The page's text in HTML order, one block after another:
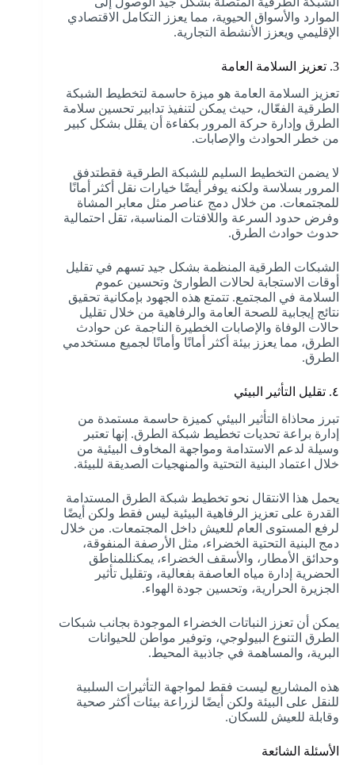
الموارد والأسواق الحيوية، مما يعزز التكامل الاقتصادي
الإقليمي ويعزز الأنشطة التجارية.
3. تعزيز السلامة العامة
تعزيز السلامة العامة هو ميزة حاسمة لتخطيط الشبكة
الطرقية الفعّال، حيث يمكن لتنفيذ تدابير تحسين سلامة
الطرق وإدارة حركة المرور بكفاءة أن يقلل بشكل كبير
من خطر الحوادث والإصابات.
لا يضمن التخطيط السليم للشبكة الطرقية فقطتدفق
المرور بسلاسة ولكنه يوفر أيضًا خيارات نقل أكثر أمانًا
للمجتمعات. من خلال دمج عناصر مثل معابر المشاة
وفرض حدود السرعة واللافتات المناسبة، تقل احتمالية
حدوث حوادث الطرق.
الشبكات الطرقية المنظمة بشكل جيد تسهم في تقليل
أوقات الاستجابة لحالات الطوارئ وتحسين عموم
السلامة في المجتمع. تتمتع هذه الجهود بإمكانية تحقيق
نتائج إيجابية للصحة العامة والرفاهية من خلال تقليل
حالات الوفاة والإصابات الخطيرة الناجمة عن حوادث
الطرق، مما يعزز بيئة أكثر أمانًا وأمانًا لجميع مستخدمي
الطرق.
٤. تقليل التأثير البيئي
تبرز محاذاة التأثير البيئي كميزة حاسمة مستمدة من
إدارة براعة تحديات تخطيط شبكة الطرق. إنها تعتبر
وسيلة لدعم الاستدامة ومواجهة المخاوف البيئية من
خلال اعتماد البنية التحتية والمنهجيات الصديقة للبيئة.
يحمل هذا الانتقال نحو تخطيط شبكة الطرق المستدامة
القدرة على تعزيز الرفاهية البيئية ليس فقط ولكن أيضًا
لرفع المستوى العام للعيش داخل المجتمعات. من خلال
دمج البنية التحتية الخضراء، مثل الأرصفة المنفوقة،
وحدائق الأمطار، والأسقف الخضراء، يمكنللمناطق
الحضرية إدارة مياه العاصفة بفعالية، وتقليل تأثير
الجزيرة الحرارية، وتحسين جودة الهواء.
يمكن أن تعزز النباتات الخضراء الموجودة بجانب شبكات
الطرق التنوع البيولوجي، وتوفير مواطن للحيوانات
البرية، والمساهمة في جاذبية المحيط.
هذه المشاريع ليست فقط لمواجهة التأثيرات السلبية
للنقل على البيئة ولكن أيضًا لزراعة بيئات أكثر صحية
وقابلة للعيش للسكان.
الأسئلة الشائعة